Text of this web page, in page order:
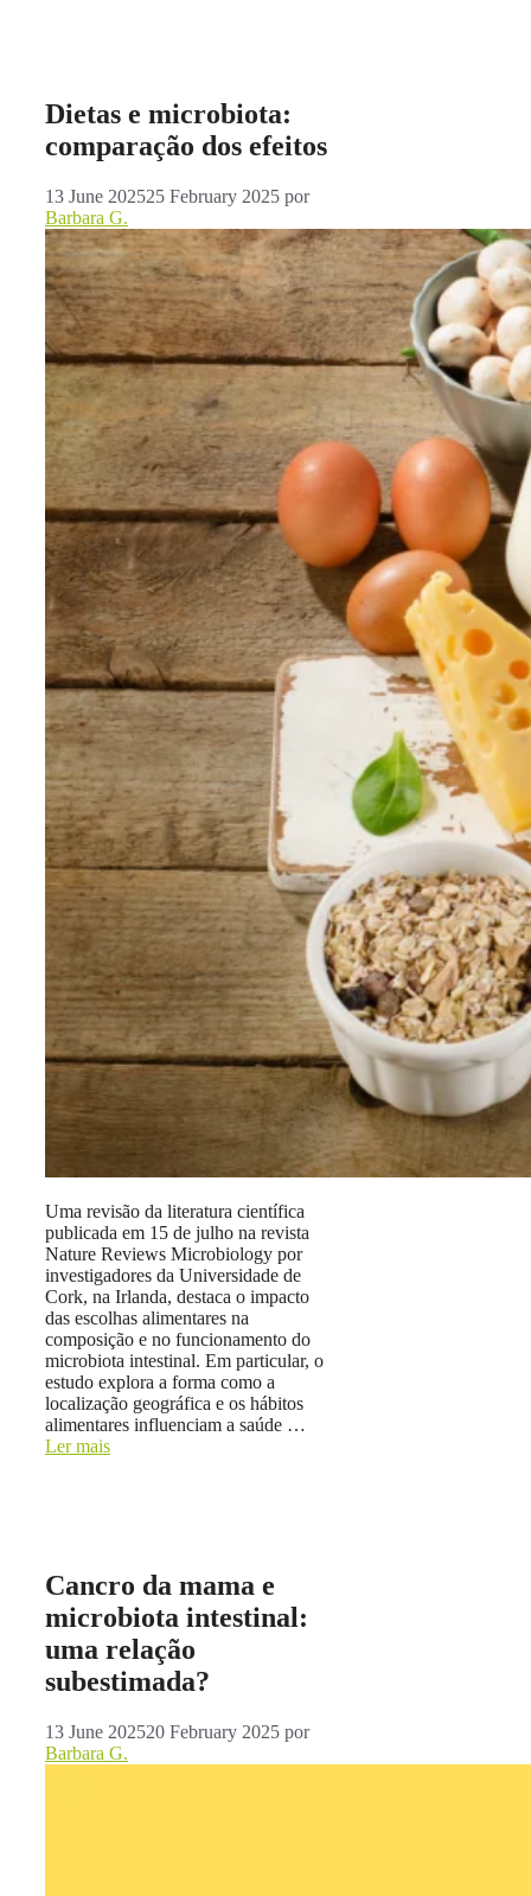
Dietas e microbiota:
comparação dos efeitos
13 June 202525 February 2025 por
Barbara G.
Uma revisão da literatura científica
publicada em 15 de julho na revista
Nature Reviews Microbiology por
investigadores da Universidade de
Cork, na Irlanda, destaca o impacto
das escolhas alimentares na
composição e no funcionamento do
microbiota intestinal. Em particular, o
estudo explora a forma como a
localização geográfica e os hábitos
alimentares influenciam a saúde …
Ler mais
Cancro da mama e
microbiota intestinal:
uma relação
subestimada?
13 June 202520 February 2025 por
Barbara G.